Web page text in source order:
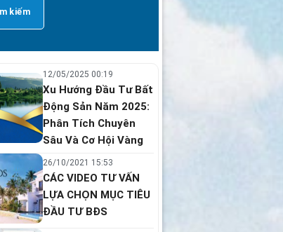
12/05/2025 00:19
Xu Hướng Đầu Tư Bất
Động Sản Năm 2025:
Phân Tích Chuyên
Sâu Và Cơ Hội Vàng
26/10/2021 15:53
CÁC VIDEO TƯ VẤN
LỰA CHỌN MỤC TIÊU
ĐẦU TƯ BĐS